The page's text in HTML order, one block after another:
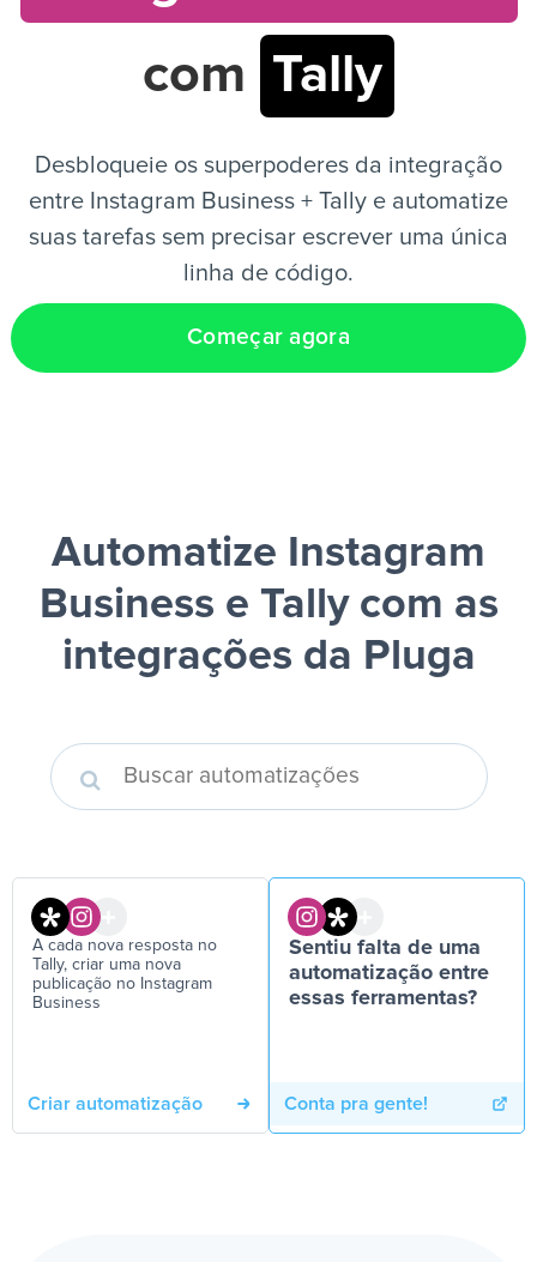
PT
com Tally
Desbloqueie os superpoderes da integração
entre Instagram Business + Tally e automatize
suas tarefas sem precisar escrever uma única
linha de código.
Começar agora
Automatize Instagram
Business e Tallycom as
integrações da Pluga
A cada nova resposta no
Tally, criar uma nova
publicação no Instagram
Business
Criar automatização
Sentiu falta de uma
automatização entre
essas ferramentas?
Conta pra gente!